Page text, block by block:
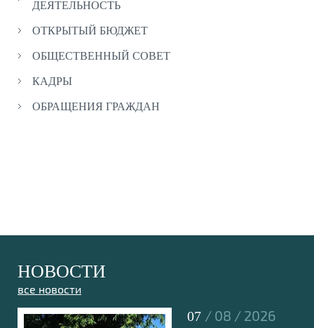
ДЕЯТЕЛЬНОСТЬ
ОТКРЫТЫЙ БЮДЖЕТ
ОБЩЕСТВЕННЫЙ СОВЕТ
КАДРЫ
ОБРАЩЕНИЯ ГРАЖДАН
НОВОСТИ
все новости
07 / 08 / 2026